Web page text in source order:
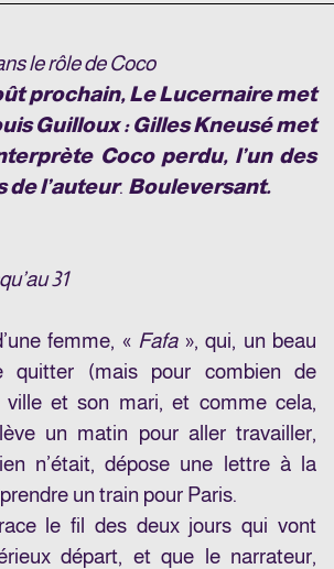
le rôle de Coco
prochain, Le Lucernaire met
Guilloux : Gilles Kneusé met
Coco perdu, l’un des
de l’auteur. Bouleversant.
31
femme, « Fafa», qui, un beau
quitter (mais pour combien de
et son mari, et comme cela,
un matin pour aller travailler,
n’était, dépose une lettre à la
un train pour Paris.
le fil des deux jours qui vont
départ, et que le narrateur,